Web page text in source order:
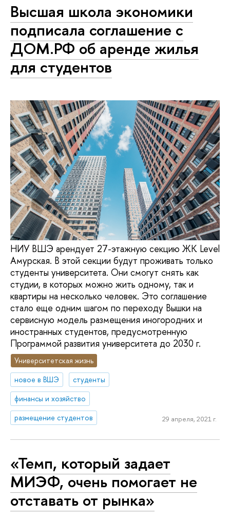
Высшая школа экономики
подписала соглашение с
ДОМ.РФ об аренде жилья
для студентов
НИУ ВШЭ арендует 27-этажную секцию ЖК Level
Амурская. В этой секции будут проживать только
студенты университета. Они смогут снять как
студии, в которых можно жить одному, так и
квартиры на несколько человек. Это соглашение
стало еще одним шагом по переходу Вышки на
сервисную модель размещения иногородних и
иностранных студентов, предусмотренную
Программой развития университета до 2030 г.
Университетская жизнь
новое в ВШЭ
студенты
финансы и хозяйство
размещение студентов
29 апреля, 2021 г.
«Темп, который задает
МИЭФ, очень помогает не
отставать от рынка»